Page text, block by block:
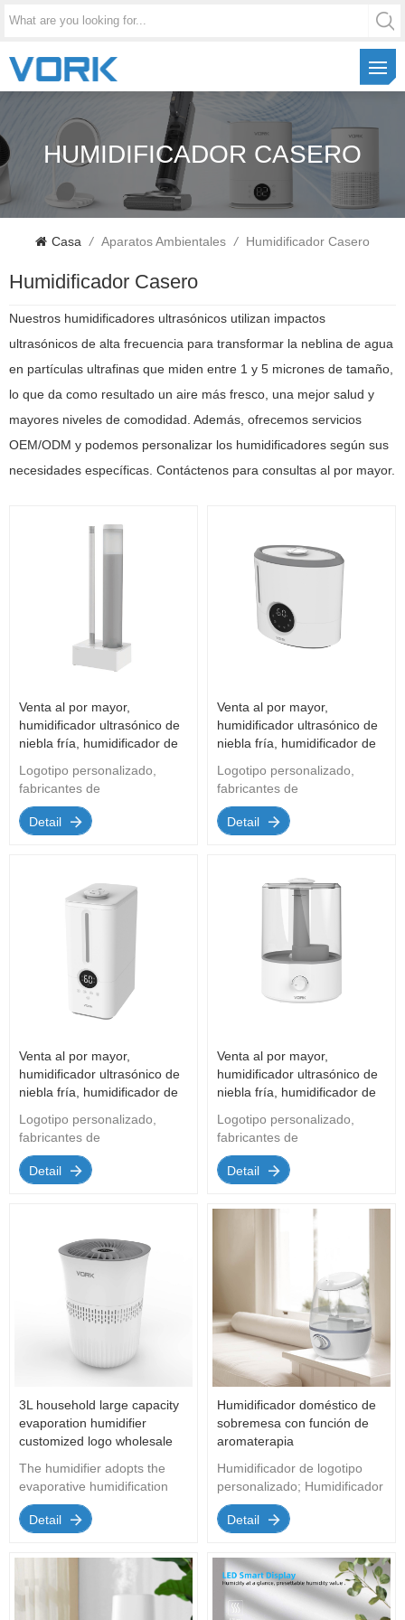
HUMIDIFICADOR CASERO
Casa / Aparatos Ambientales / Humidificador Casero
Humidificador Casero
Nuestros humidificadores ultrasónicos utilizan impactos
ultrasónicos de alta frecuencia para transformar la neblina de agua
en partículas ultrafinas que miden entre 1 y 5 micrones de tamaño,
lo que da como resultado un aire más fresco, una mejor salud y
mayores niveles de comodidad. Además, ofrecemos servicios
OEM/ODM y podemos personalizar los humidificadores según sus
necesidades específicas. Contáctenos para consultas al por mayor.
Venta al por mayor,
humidificador ultrasónico de
niebla fría, humidificador de
de aromaterapia de gran
capacidad
Logotipo personalizado,
fabricantes de
humidificadores OEM/odm, el
precio m&aacute;s favorable,
Detail
Venta al por mayor,
humidificador ultrasónico de
niebla fría, humidificador de
de aromaterapia de gran
capacidad
Logotipo personalizado,
fabricantes de
humidificadores OEM/odm, el
precio m&aacute;s favorable,
Detail
Venta al por mayor,
humidificador ultrasónico de
niebla fría, humidificador de
de aromaterapia de gran
capacidad
Logotipo personalizado,
fabricantes de
humidificadores OEM/odm, el
precio m&aacute;s favorable,
Detail
Venta al por mayor,
humidificador ultrasónico de
niebla fría, humidificador de
de aromaterapia de gran
capacidad
Logotipo personalizado,
fabricantes de
humidificadores OEM/odm, el
precio m&aacute;s favorable,
Detail
3L household large capacity
evaporation humidifier
customized logo wholesale
The humidifier adopts the
evaporative humidification
technology, which atomizes
the water into fine water
through the ultrasonic
rotation, and rapidly diffuses
into the room under the push
Detail
Humidificador doméstico de
sobremesa con función de
aromaterapia
Humidificador de logotipo
personalizado; Humidificador
ultras&oacute;nico de niebla
fr&iacute;a al por mayor
Detail